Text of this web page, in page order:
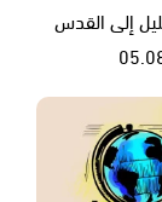
إلى القدس